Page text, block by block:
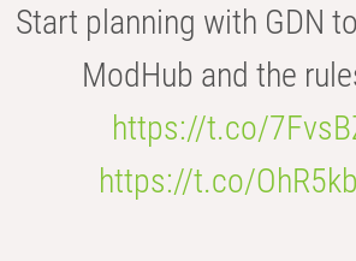
Start planning with GDN
ModHub and the
https://t.co/
https://t.co/